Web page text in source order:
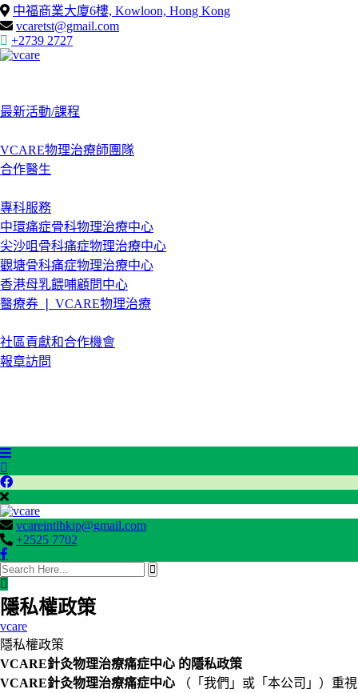
Skip
to
content
中福商業大廈6樓, Kowloon, Hong Kong
vcaretst@gmail.com
+2739 2727
最新活動/課程
VCARE物理治療師團隊
合作醫生
專科服務
中環痛症骨科物理治療中心
尖沙咀骨科痛症物理治療中心
觀塘骨科痛症物理治療中心
香港母乳餵哺顧問中心
醫療券 ❘ VCARE物理治療
社區貢獻和合作機會
報章訪問
vcareintlhkip@gmail.com
+2525 7702
search
here
隱私權政策
vcare
隱私權政策
VCARE針灸物理治療痛症中心 的隱私政策
VCARE針灸物理治療痛症中心 （「我們」或「本公司」）重視